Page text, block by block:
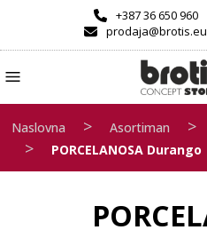
+387 36 650 960
prodaja@brotis.eu
Naslovna > Asortiman >
> PORCELANOSA Durango